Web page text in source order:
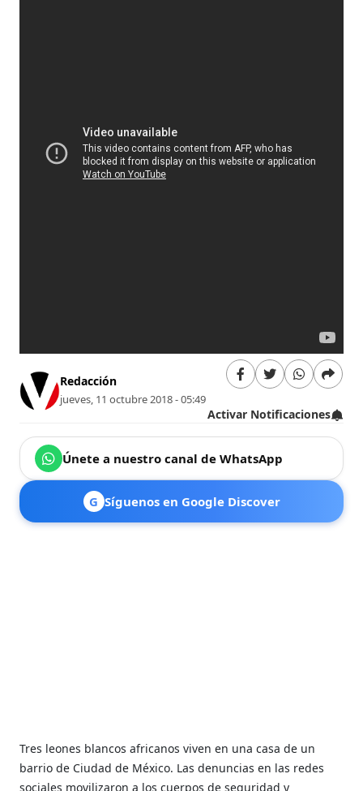
Redacción
jueves, 11 octubre 2018 - 05:49
Activar Notificaciones
Únete a nuestro canal de WhatsApp
G Síguenos en Google Discover
Tres leones blancos africanos viven en una casa de un
barrio de Ciudad de México. Las denuncias en las redes
sociales movilizaron a los cuerpos de seguridad y